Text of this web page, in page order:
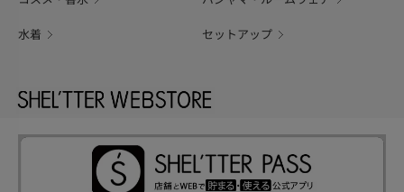
水着 セットアップ